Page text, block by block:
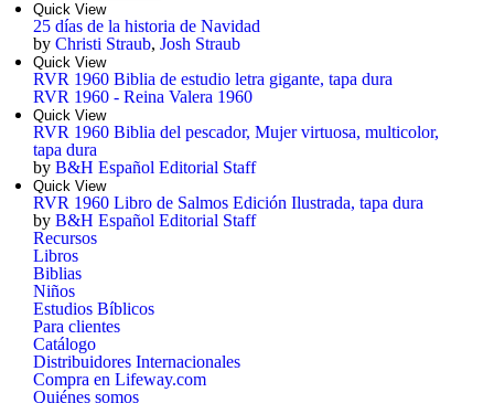
Quick View
25 días de la historia de Navidad
by Christi Straub, Josh Straub
Quick View
RVR 1960 Biblia de estudio letra gigante, tapa dura
RVR 1960 - Reina Valera 1960
Quick View
RVR 1960 Biblia del pescador, Mujer virtuosa, multicolor,
tapa dura
by B&H Español Editorial Staff
Quick View
RVR 1960 Libro de Salmos Edición Ilustrada, tapa dura
by B&H Español Editorial Staff
Recursos
Libros
Biblias
Niños
Estudios Bíblicos
Para clientes
Catálogo
Distribuidores Internacionales
Compra en Lifeway.com
Quiénes somos